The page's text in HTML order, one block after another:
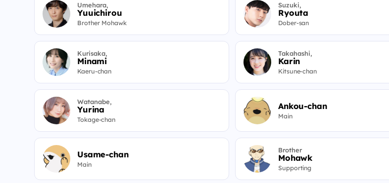
Umehara,
Yuuichirou
Brother Mohawk
Suzuki,
Ryouta
Dober-san
Kurisaka,
Minami
Kaeru-chan
Takahashi,
Karin
Kitsune-chan
Watanabe,
Yurina
Tokage-chan
Ankou-chan
Main
Usame-chan
Main
Brother
Mohawk
Supporting